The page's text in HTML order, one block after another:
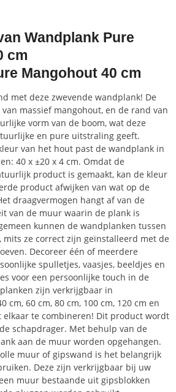
Wandplank Pure
cm
Mangohout 40 cm
met deze zwevende wandplank! De
massief mangohout, en de rand van
vorm van de boom, wat deze
en pure uitstraling geeft.
van het hout past de wandplank in
40 x ±20 x 4 cm. Omdat de
product is gemaakt, kan de kleur
product afwijken van wat op de
draagvermogen hangt af van de
van de muur waarin de plank is
kunnen de wandplanken tussen
mits ze correct zijn geïnstalleerd met de
Decoreer één of meerdere
spulletjes, vaasjes, beeldjes en
voor een persoonlijke touch in de
zijn verkrijgbaar in
cm, 60 cm, 80 cm, 100 cm, 120 cm en
elkaar te combineren! Dit product wordt
schapdrager. Met behulp van de
aan de muur worden opgehangen.
muur of gipswand is het belangrijk
Deze zijn verkrijgbaar bij uw
muur bestaande uit gipsblokken